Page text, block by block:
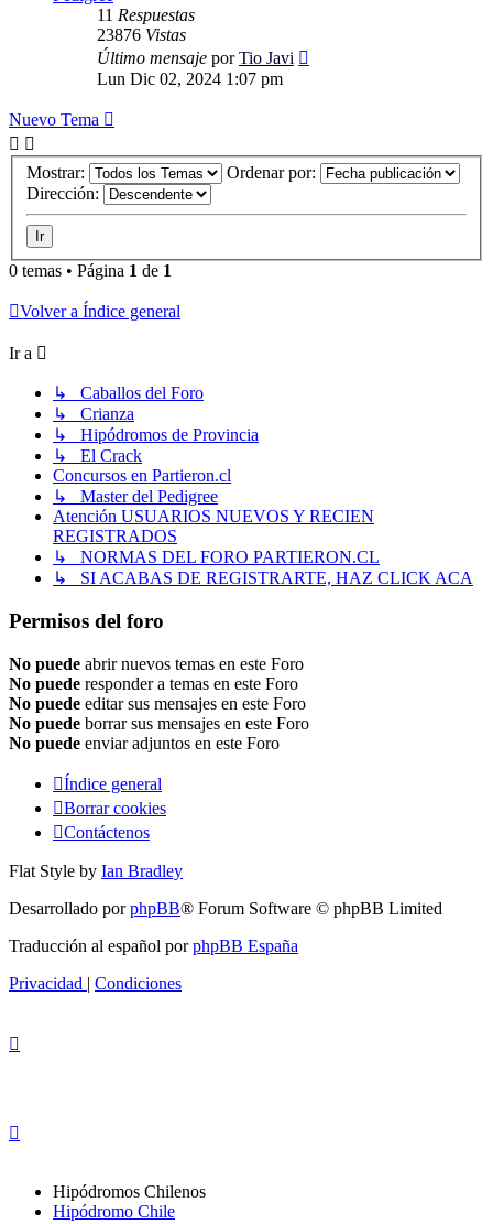
11 Respuestas
23876 Vistas
Último mensaje porTio Javi
Lun Dic 02, 2024 1:07 pm
Nuevo Tema
Mostrar:
Ordenar por:
Dirección:
0 temas • Página 1 de 1
Volver a Índice general
Ir a
↳ Caballos del Foro
↳ Crianza
↳ Hipódromos de Provincia
↳ El Crack
Concursos en Partieron.cl
↳ Master del Pedigree
Atención USUARIOS NUEVOS Y RECIEN
REGISTRADOS
↳ NORMAS DEL FORO PARTIERON.CL
↳ SI ACABAS DE REGISTRARTE, HAZ CLICK ACA
Permisos del foro
No puede abrir nuevos temas en este Foro
No puede responder a temas en este Foro
No puede editar sus mensajes en este Foro
No puede borrar sus mensajes en este Foro
No puede enviar adjuntos en este Foro
Índice general
Borrar cookies
Contáctenos
Flat Style by Ian Bradley
Desarrollado porphpBB® Forum Software © phpBB Limited
Traducción al español porphpBB España
Privacidad | Condiciones
Hipódromos Chilenos
Hipódromo Chile